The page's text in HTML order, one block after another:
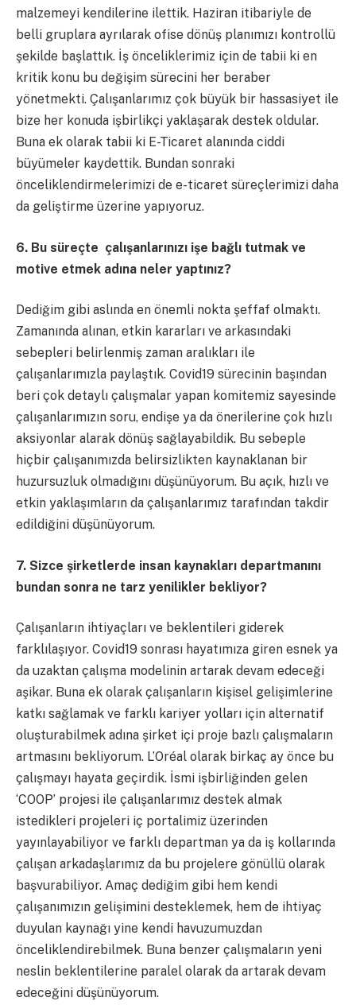
malzemeyi kendilerine ilettik. Haziran itibariyle de
belli gruplara ayrılarak ofise dönüş planımızı kontrollü
şekilde başlattık. İş önceliklerimiz için de tabii ki en
kritik konu bu değişim sürecini her beraber
yönetmekti. Çalışanlarımız çok büyük bir hassasiyet ile
bize her konuda işbirlikçi yaklaşarak destek oldular.
Buna ek olarak tabii ki E-Ticaret alanında ciddi
büyümeler kaydettik. Bundan sonraki
önceliklendirmelerimizi de e-ticaret süreçlerimizi daha
da geliştirme üzerine yapıyoruz.
6. Bu süreçte çalışanlarınızı işe bağlı tutmak ve
motive etmek adına neler yaptınız?
Dediğim gibi aslında en önemli nokta şeffaf olmaktı.
Zamanında alınan, etkin kararları ve arkasındaki
sebepleri belirlenmiş zaman aralıkları ile
çalışanlarımızla paylaştık. Covid19 sürecinin başından
beri çok detaylı çalışmalar yapan komitemiz sayesinde
çalışanlarımızın soru, endişe ya da önerilerine çok hızlı
aksiyonlar alarak dönüş sağlayabildik. Bu sebeple
hiçbir çalışanımızda belirsizlikten kaynaklanan bir
huzursuzluk olmadığını düşünüyorum. Bu açık, hızlı ve
etkin yaklaşımların da çalışanlarımız tarafından takdir
edildiğini düşünüyorum.
7. Sizce şirketlerde insan kaynakları departmanını
bundan sonra ne tarz yenilikler bekliyor?
Çalışanların ihtiyaçları ve beklentileri giderek
farklılaşıyor. Covid19 sonrası hayatımıza giren esnek ya
da uzaktan çalışma modelinin artarak devam edeceği
aşikar. Buna ek olarak çalışanların kişisel gelişimlerine
katkı sağlamak ve farklı kariyer yolları için alternatif
oluşturabilmek adına şirket içi proje bazlı çalışmaların
artmasını bekliyorum. L’Oréal olarak birkaç ay önce bu
çalışmayı hayata geçirdik. İsmi işbirliğinden gelen
‘COOP’ projesi ile çalışanlarımız destek almak
istedikleri projeleri iç portalimiz üzerinden
yayınlayabiliyor ve farklı departman ya da iş kollarında
çalışan arkadaşlarımız da bu projelere gönüllü olarak
başvurabiliyor. Amaç dediğim gibi hem kendi
çalışanımızın gelişimini desteklemek, hem de ihtiyaç
duyulan kaynağı yine kendi havuzumuzdan
önceliklendirebilmek. Buna benzer çalışmaların yeni
neslin beklentilerine paralel olarak da artarak devam
edeceğini düşünüyorum.